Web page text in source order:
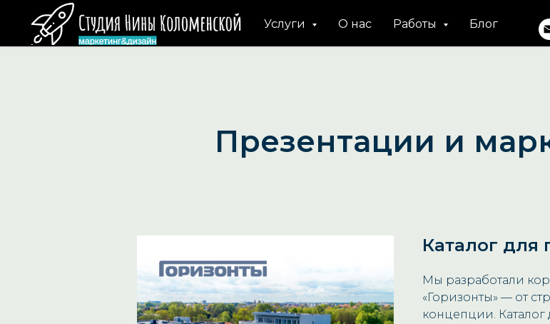
Услуги О нас Работы Блог
Главная
Презентации и
Каталог для
Мы разработали
«Горизонты» — от
концепции. Каталог